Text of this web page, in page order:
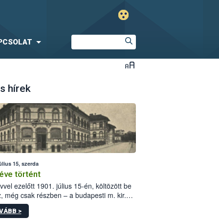
hírek
15, szerda
történt
ezelőtt 1901. július 15-én, költözött be
még csak részben – a budapesti m. kir.
állomás a Kis Rókus utca
alatti, Czigler Győző által tervezett új
>